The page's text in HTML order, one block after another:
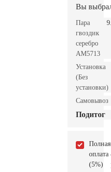
Вы
Пара
гвоздик
серебро
AM5713
Установка
(Без
установки)
Самовывоз
Подитог
Полная
оплата
(5%)